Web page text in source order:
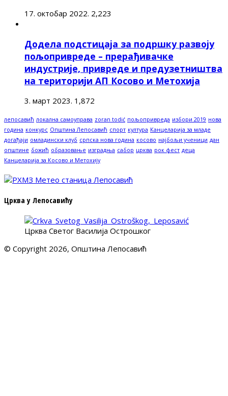
17. октобар 2022. 2,223
Додела подстицаја за подршку развоју
пољопривреде – прерађивачке
индустрије, привреде и предузетништва
на територији АП Косово и Метохија
3. март 2023. 1,872
лепосавић локална самоуправа zoran todić пољопривреда избори 2019 нова
година конкурс Општина Лепосавић спорт култура Канцеларија за младе
догађаји омладински клуб српска нова година косово најбољи ученици дан
општине божић образовање изградња сабор црква рок фест деца
Канцеларија за Косово и Метохију
Црква у Лепосавићу
Црква Светог Василија Острошког
© Copyright 2026, Општина Лепосавић